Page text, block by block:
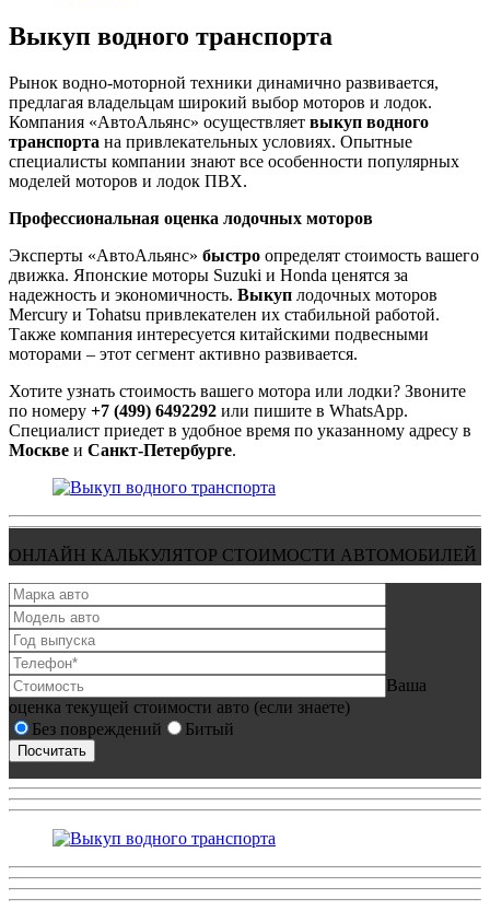
Выкуп водного транспорта
Рынок водно-моторной техники динамично развивается,
предлагая владельцам широкий выбор моторов и лодок.
Компания «АвтоАльянс» осуществляет выкуп водного
транспорта на привлекательных условиях. Опытные
специалисты компании знают все особенности популярных
моделей моторов и лодок ПВХ.
Профессиональная оценка лодочных моторов
Эксперты «АвтоАльянс» быстро определят стоимость вашего
движка. Японские моторы Suzuki и Honda ценятся за
надежность и экономичность. Выкуп лодочных моторов
Mercury и Tohatsu привлекателен их стабильной работой.
Также компания интересуется китайскими подвесными
моторами – этот сегмент активно развивается.
Хотите узнать стоимость вашего мотора или лодки? Звоните
по номеру +7 (499) 6492292 или пишите в WhatsApp.
Специалист приедет в удобное время по указанному адресу в
Москве и Санкт-Петербурге.
ОНЛАЙН КАЛЬКУЛЯТОР СТОИМОСТИ АВТОМОБИЛЕЙ
Ваша
оценка текущей стоимости авто (если знаете)
Без повреждений
Битый